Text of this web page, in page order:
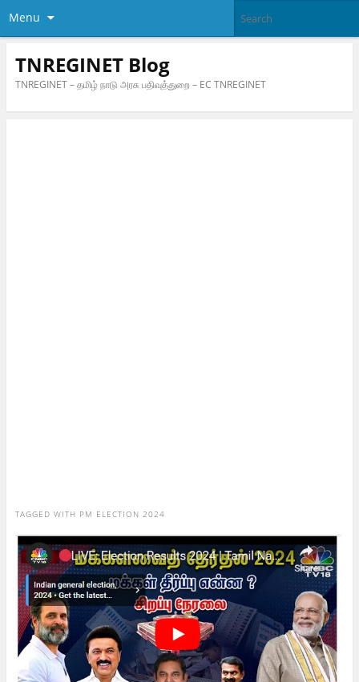
Menu
TNREGINET Blog
TNREGINET – தமிழ் நாடு அரசு பதிவுத்துறை – EC TNREGINET
TAGGED WITH PM ELECTION 2024